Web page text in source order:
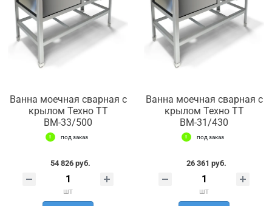
Ванна моечная сварная с
крылом Техно ТТ
ВМ-33/500
под заказ
54 826 руб.
шт
Ванна моечная сварная с
крылом Техно ТТ
ВМ-31/430
под заказ
26 361 руб.
шт